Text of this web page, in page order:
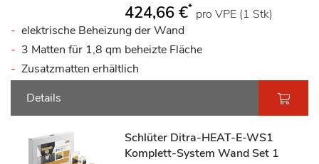
424,66 €* pro VPE (1 Stk)
elektrische Beheizung der Wand
3 Matten für 1,8 qm beheizte Fläche
Zusatzmatten erhältlich
Details
Schlüter Ditra-HEAT-E-WS1
Komplett-System Wand Set 1